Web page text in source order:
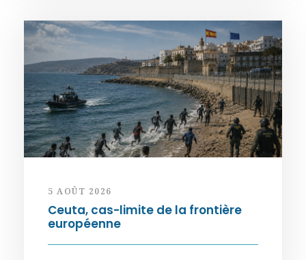
5 AOÛT 2026
Ceuta, cas-limite de la frontière
européenne